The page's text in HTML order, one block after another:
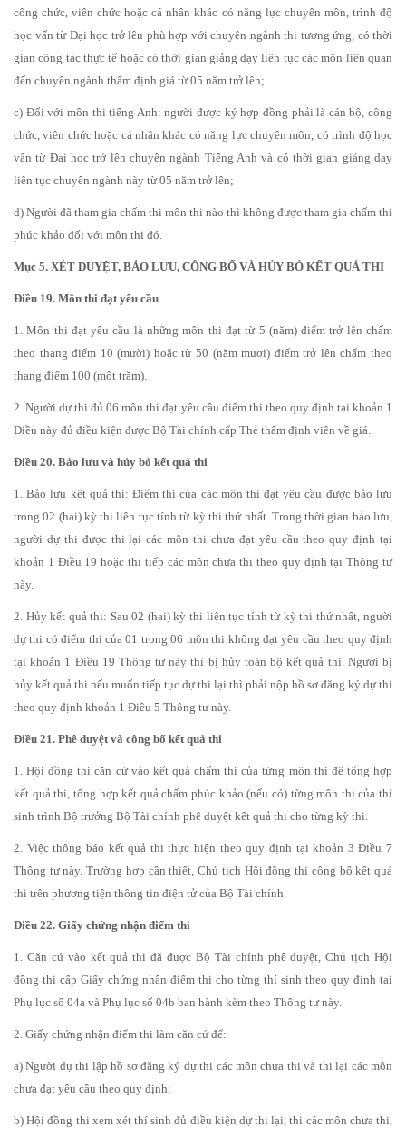
công chức, viên chức hoặc cá nhân khác có năng lực chuyên môn, trình độ
học vấn từ Đại học trở lên phù hợp với chuyên ngành thi tương ứng, có thời
gian công tác thực tế hoặc có thời gian giảng dạy liên tục các môn liên quan
đến chuyên ngành thẩm định giá từ 05 năm trở lên;
c) Đối với môn thi tiếng Anh: người được ký hợp đồng phải là cán bộ, công
chức, viên chức hoặc cá nhân khác có năng lực chuyên môn, có trình độ học
vấn từ Đại học trở lên chuyên ngành Tiếng Anh và có thời gian giảng dạy
liên tục chuyên ngành này từ 05 năm trở lên;
d) Người đã tham gia chấm thi môn thi nào thì không được tham gia chấm thi
phúc khảo đối với môn thi đó.
Mục 5. XÉT DUYỆT, BẢO LƯU, CÔNG BỐ VÀ HỦY BỎ KẾT QUẢ THI
Điều 19. Môn thi đạt yêu cầu
1. Môn thi đạt yêu cầu là những môn thi đạt từ 5 (năm) điểm trở lên chấm
theo thang điểm 10 (mười) hoặc từ 50 (năm mươi) điểm trở lên chấm theo
thang điểm 100 (một trăm).
2. Người dự thi đủ 06 môn thi đạt yêu cầu điểm thi theo quy định tại khoản 1
Điều này đủ điều kiện được Bộ Tài chính cấp Thẻ thẩm định viên về giá.
Điều 20. Bảo lưu và hủy bỏ kết quả thi
1. Bảo lưu kết quả thi: Điểm thi của các môn thi đạt yêu cầu được bảo lưu
trong 02 (hai) kỳ thi liên tục tính từ kỳ thi thứ nhất. Trong thời gian bảo lưu,
người dự thi được thi lại các môn thi chưa đạt yêu cầu theo quy định tại
khoản 1 Điều 19 hoặc thi tiếp các môn chưa thi theo quy định tại Thông tư
này.
2. Hủy kết quả thi: Sau 02 (hai) kỳ thi liên tục tính từ kỳ thi thứ nhất, người
dự thi có điểm thi của 01 trong 06 môn thi không đạt yêu cầu theo quy định
tại khoản 1 Điều 19 Thông tư này thì bị hủy toàn bộ kết quả thi. Người bị
hủy kết quả thi nếu muốn tiếp tục dự thi lại thì phải nộp hồ sơ đăng ký dự thi
theo quy định khoản 1 Điều 5 Thông tư này.
Điều 21. Phê duyệt và công bố kết quả thi
1. Hội đồng thi căn cứ vào kết quả chấm thi của từng môn thi để tổng hợp
kết quả thi, tổng hợp kết quả chấm phúc khảo (nếu có) từng môn thi của thí
sinh trình Bộ trưởng Bộ Tài chính phê duyệt kết quả thi cho từng kỳ thi.
2. Việc thông báo kết quả thi thực hiện theo quy định tại khoản 3 Điều 7
Thông tư này. Trường hợp cần thiết, Chủ tịch Hội đồng thi công bố kết quả
thi trên phương tiện thông tin điện tử của Bộ Tài chính.
Điều 22. Giấy chứng nhận điểm thi
1. Căn cứ vào kết quả thi đã được Bộ Tài chính phê duyệt, Chủ tịch Hội
đồng thi cấp Giấy chứng nhận điểm thi cho từng thí sinh theo quy định tại
Phụ lục số 04a và Phụ lục số 04b ban hành kèm theo Thông tư này.
2. Giấy chứng nhận điểm thi làm căn cứ để:
a) Người dự thi lập hồ sơ đăng ký dự thi các môn chưa thi và thi lại các môn
chưa đạt yêu cầu theo quy định;
b) Hội đồng thi xem xét thí sinh đủ điều kiện dự thi lại, thi các môn chưa thi,